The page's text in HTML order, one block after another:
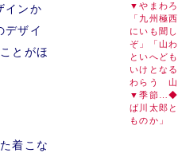
インか
デザイ
とがほ
着こな
▼やまわ
「九州極
にいも聞
ぞ」「山
といへど
いけとな
わらう 山
▼季節…◆
ば川太郎
ものか」